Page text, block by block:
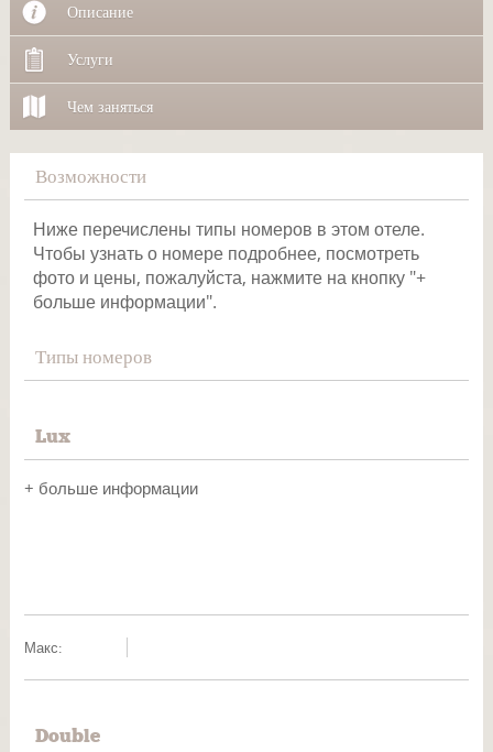
Описание
Услуги
Чем заняться
Возможности
Ниже перечислены типы номеров в этом отеле.
Чтобы узнать о номере подробнее, посмотреть
фото и цены, пожалуйста, нажмите на кнопку "+
больше информации".
Типы номеров
Lux
+ больше информации
Макс:
Double